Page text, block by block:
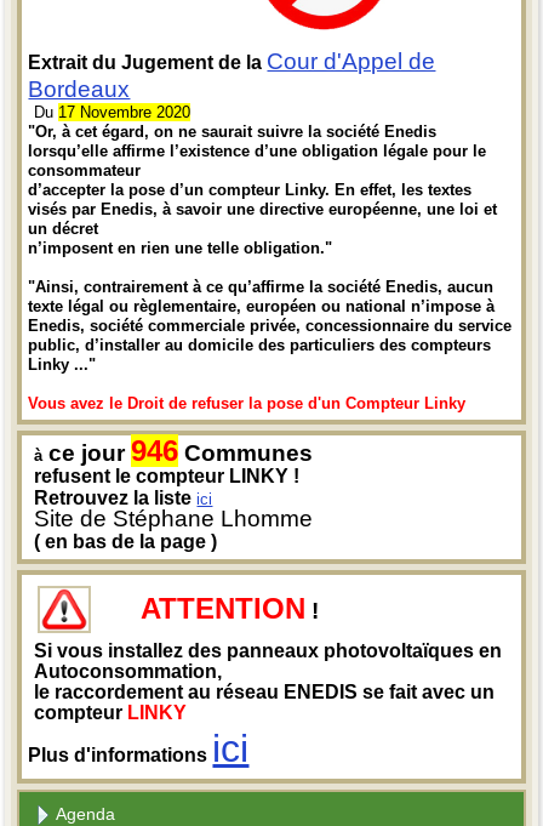
Extrait du Jugement de la Cour d'Appel de
Bordeaux
Du 17 Novembre 2020
"Or, à cet égard, on ne saurait suivre la société Enedis
lorsqu’elle affirme l’existence d’une obligation légale pour le
consommateur
d’accepter la pose d’un compteur Linky. En effet, les textes
visés par Enedis, à savoir une directive européenne, une loi et
un décret
n’imposent en rien une telle obligation."
"Ainsi, contrairement à ce qu’affirme la société Enedis, aucun
texte légal ou règlementaire, européen ou national n’impose à
Enedis, société commerciale privée, concessionnaire du service
public, d’installer au domicile des particuliers des compteurs
Linky ..."
Vous avez le Droit de refuser la pose d'un Compteur Linky
à ce jour946 Communes
refusent le compteur LINKY !
Retrouvez la listeici
Site de Stéphane Lhomme
( en bas de la page )
ATTENTION !
Si vous installez des panneaux photovoltaïques en
Autoconsommation,
le raccordement au réseau ENEDIS se fait avec un
compteur LINKY
Plus d'informations ici
Agenda